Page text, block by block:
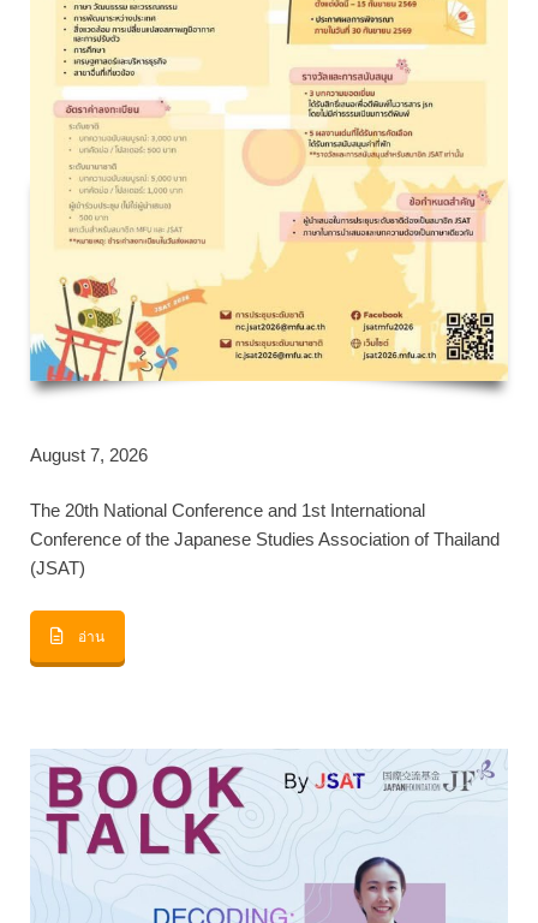
August 7, 2026
The 20th National Conference and 1st International
Conference of the Japanese Studies Association of Thailand
(JSAT)
อ่าน